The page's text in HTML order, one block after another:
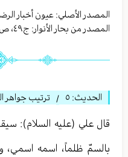
المصدر الأصلي: عيون أخبار
المصدر من بحار الأنوار: ج٤٩، ص٢٨٦
الحديث: ٥ / ترتيب جواهر
قال علي (عليه السلام):
بالسمّ ظلماً، اسمه اسمي،